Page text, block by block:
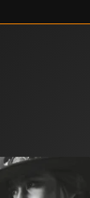
una
horno y